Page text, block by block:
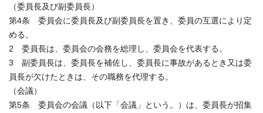
（委員長及び副委員長）
第4条 委員会に委員長及び副委員長を置き、委員の互選により定
める。
2 委員長は、委員会の会務を総理し、委員会を代表する。
3 副委員長は、委員長を補佐し、委員長に事故があるとき又は委
員長が欠けたときは、その職務を代理する。
（会議）
第5条 委員会の会議（以下「会議」という。）は、委員長が招集